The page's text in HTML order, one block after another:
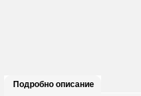
Подробно описание